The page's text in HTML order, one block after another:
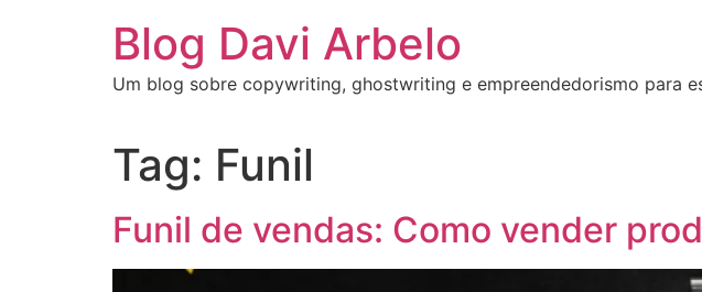
Blog Davi Arbelo
Um blog sobre copywriting, ghostwriting e empreendedorismo para
Tag: Funil
Funil de vendas: Como vender